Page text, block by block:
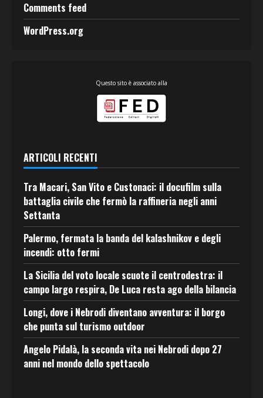
Comments feed
WordPress.org
Questo sito è associato alla
ARTICOLI RECENTI
Tra Macari, San Vito e Custonaci: il docufilm sulla
battaglia civile che fermò la raffineria negli anni
Settanta
Palermo, fermata la banda del kalashnikov e degli
incendi: otto fermi
La Sicilia del voto locale scuote il centrodestra: il
campo largo respira, De Luca resta ago della bilancia
Longi, dove i Nebrodi diventano avventura: il borgo
che punta sul turismo outdoor
Angelo Pidalà, la seconda vita nei Nebrodi dopo 27
anni nel mondo dello spettacolo